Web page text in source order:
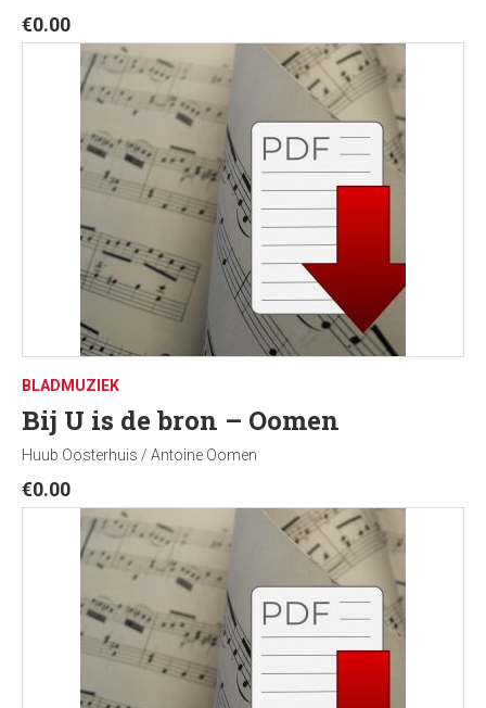
€0.00
BLADMUZIEK
Bij U is de bron – Oomen
Huub Oosterhuis / Antoine Oomen
€0.00